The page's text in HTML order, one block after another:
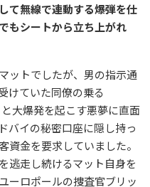
て無線で連動する爆弾を仕
もシートから立ち上がれ
ットでしたが、男の指示通
けていた同僚の乗る
大爆発を起こす悪夢に直面
バイの秘密口座に隠し持っ
資金を要求していました。
逃走し続けるマット自身を
ーロポールの捜査官ブリッ